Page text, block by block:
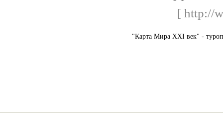
[ http://
"Карта Мира XXI век" -